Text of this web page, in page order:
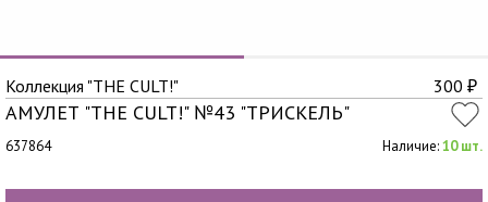
Коллекция "THE CULT!" 300 ₽
АМУЛЕТ "THE CULT!" №43 "ТРИСКЕЛЬ"
637864 Наличие:10 шт.